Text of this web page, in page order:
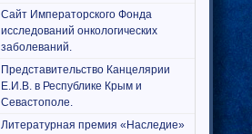
Сайт Императорского Фонда
исследований онкологических
заболеваний.
Представительство Канцелярии
Е.И.В. в Республике Крым и
Севастополе.
Литературная премия «Наследие»